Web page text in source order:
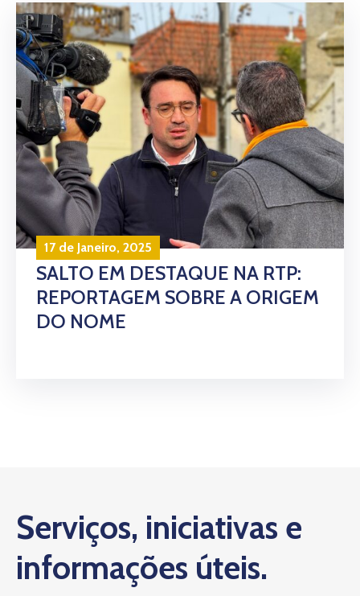
17 de Janeiro, 2025
SALTO EM DESTAQUE NA RTP:
REPORTAGEM SOBRE A ORIGEM
DO NOME
Serviços, iniciativas e
informações úteis.